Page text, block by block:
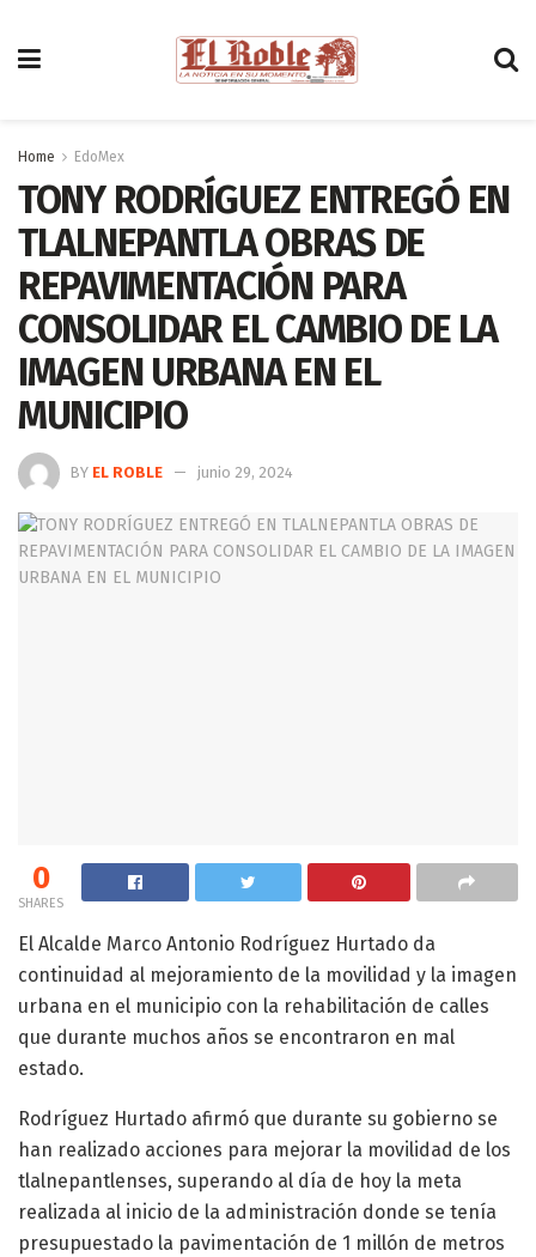
Home EdoMex
TONY RODRÍGUEZ ENTREGÓ EN
TLALNEPANTLA OBRAS DE
REPAVIMENTACIÓN PARA
CONSOLIDAR EL CAMBIO DE LA
IMAGEN URBANA EN EL
MUNICIPIO
BY EL ROBLE junio 29, 2024
0
SHARES
El Alcalde Marco Antonio Rodríguez Hurtado da
continuidad al mejoramiento de la movilidad y la imagen
urbana en el municipio con la rehabilitación de calles
que durante muchos años se encontraron en mal
estado.
Rodríguez Hurtado afirmó que durante su gobierno se
han realizado acciones para mejorar la movilidad de los
tlalnepantlenses, superando al día de hoy la meta
realizada al inicio de la administración donde se tenía
presupuestado la pavimentación de 1 millón de metros